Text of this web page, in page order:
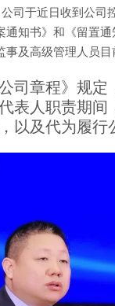
司于近日收到公
通知书》和《留置
及高级管理人员目
司章程》规
表人职责期
以及代为履行